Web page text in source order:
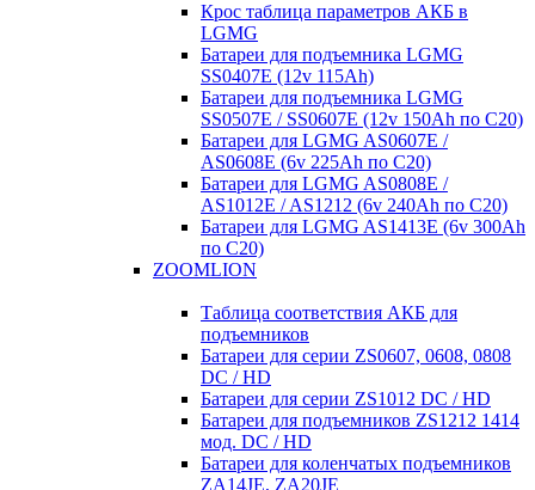
Крос таблица параметров АКБ в
LGMG
Батареи для подъемника LGMG
SS0407E (12v 115Ah)
Батареи для подъемника LGMG
SS0507E / SS0607E (12v 150Ah по С20)
Батареи для LGMG AS0607E /
AS0608E (6v 225Ah по С20)
Батареи для LGMG AS0808E /
AS1012E / AS1212 (6v 240Ah по С20)
Батареи для LGMG AS1413E (6v 300Ah
по С20)
ZOOMLION
Таблица соответствия АКБ для
подъемников
Батареи для серии ZS0607, 0608, 0808
DC / HD
Батареи для серии ZS1012 DC / HD
Батареи для подъемников ZS1212 1414
мод. DC / HD
Батареи для коленчатых подъемников
ZA14JE, ZA20JE